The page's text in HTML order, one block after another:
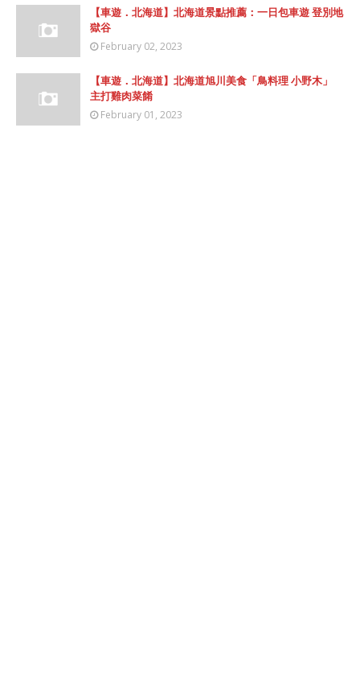
【車遊．北海道】北海道景點推薦：一日包車遊 登別地
獄谷
February 02, 2023
【車遊．北海道】北海道旭川美食「鳥料理 小野木」
主打雞肉菜餚
February 01, 2023